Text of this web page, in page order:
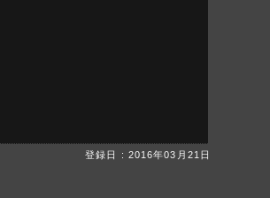
登録日 : 2016年03月21日